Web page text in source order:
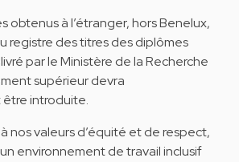
obtenus à l’étranger, hors Benelux,
registre des titres des diplômes
par le Ministère de la Recherche
supérieur devra
introduite.
nos valeurs d’équité et de respect,
environnement de travail inclusif